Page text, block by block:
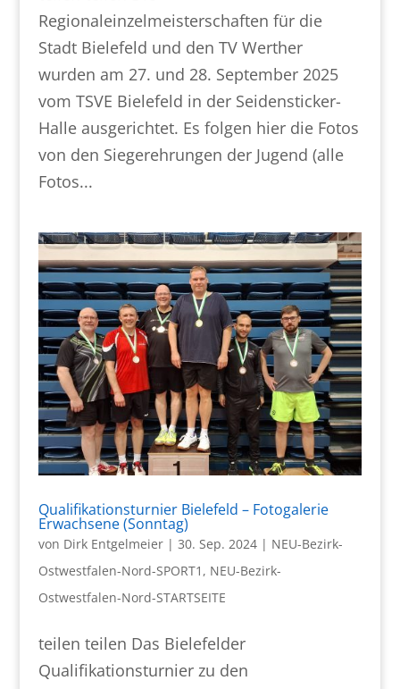
Regionaleinzelmeisterschaften für die
Stadt Bielefeld und den TV Werther
wurden am 27. und 28. September 2025
vom TSVE Bielefeld in der Seidensticker-
Halle ausgerichtet. Es folgen hier die Fotos
von den Siegerehrungen der Jugend (alle
Fotos...
Qualifikationsturnier Bielefeld – Fotogalerie
Erwachsene (Sonntag)
von Dirk Entgelmeier| 30. Sep. 2024| NEU-Bezirk-
Ostwestfalen-Nord-SPORT1 , NEU-Bezirk-
Ostwestfalen-Nord-STARTSEITE
teilen teilen Das Bielefelder
Qualifikationsturnier zu den